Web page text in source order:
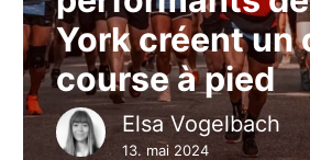
York créent un
course à pied
Elsa Vogelbach
13. mai 2024